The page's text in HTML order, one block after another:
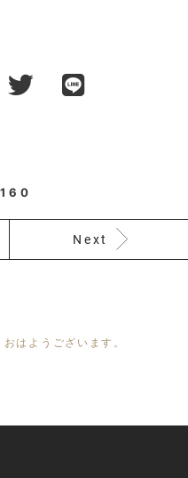
Next
おはようございます。